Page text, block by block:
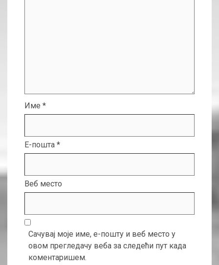
Име *
Е-пошта *
Веб место
Сачувај моје име, е-пошту и веб место у
овом прегледачу веба за следећи пут када
коментаришем.